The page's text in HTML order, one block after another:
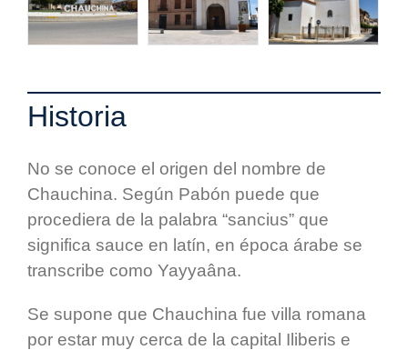
Historia
No se conoce el origen del nombre de
Chauchina. Según Pabón puede que
procediera de la palabra “sancius” que
significa sauce en latín, en época árabe se
transcribe como Yayyaâna.
Se supone que Chauchina fue villa romana
por estar muy cerca de la capital Iliberis e